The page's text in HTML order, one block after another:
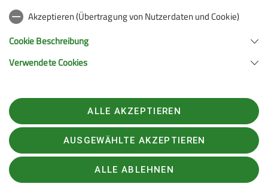
1956
Alle DAV-Hütten in Österreich, darunter auch unsere
Besitzern zurückgegeben.
1961
Der erste Erweiterungsbau
Akzeptieren (Übertragung von Nutzerdaten und Cookie)
Cookie Beschreibung
Verwendete Cookies
ALLE AKZEPTIEREN
AUSGEWÄHLTE AKZEPTIEREN
ALLE ABLEHNEN